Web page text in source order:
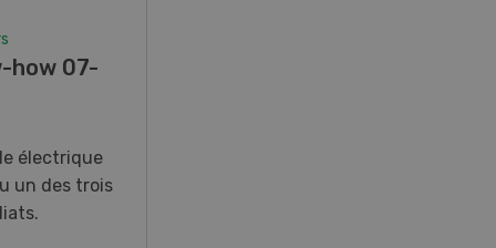
how 07-
électrique
un des trois